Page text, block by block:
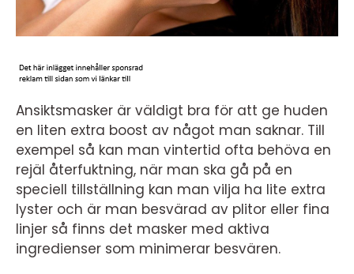
Ansiktsmasker är väldigt bra för att ge huden
en liten extra boost av något man saknar. Till
exempel så kan man vintertid ofta behöva en
rejäl återfuktning, när man ska gå på en
speciell tillställning kan man vilja ha lite extra
lyster och är man besvärad av plitor eller fina
linjer så finns det masker med aktiva
ingredienser som minimerar besvären.